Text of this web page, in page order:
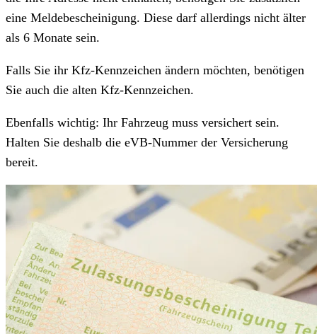
eine Meldebescheinigung. Diese darf allerdings nicht älter
als 6 Monate sein.
Falls Sie ihr Kfz-Kennzeichen ändern möchten, benötigen
Sie auch die alten Kfz-Kennzeichen.
Ebenfalls wichtig: Ihr Fahrzeug muss versichert sein.
Halten Sie deshalb die eVB-Nummer der Versicherung
bereit.